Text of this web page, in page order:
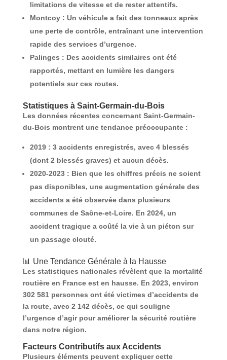
limitations de vitesse et de rester attentifs.
Montcoy: Un véhicule a fait des tonneaux après
une perte de contrôle, entraînant une intervention
rapide des services d’urgence.
Palinges : Des accidents similaires ont été
rapportés, mettant en lumière les dangers
potentiels sur ces routes.
Statistiques à Saint-Germain-du-Bois
Les données récentes concernant Saint-Germain-
du-Bois montrent une tendance préoccupante :
2019: 3 accidents enregistrés, avec 4 blessés
(dont 2 blessés graves) et aucun décès.
2020-2023: Bien que les chiffres précis ne soient
pas disponibles, une augmentation générale des
accidents a été observée dans plusieurs
communes de Saône-et-Loire. En 2024, un
accident tragique a coûté la vie à un piéton sur
un passage clouté.
📊 Une Tendance Générale à la Hausse
Les statistiques nationales révèlent que la mortalité
routière en France est en hausse. En 2023, environ
302 581 personnes ont été victimes d’accidents de
la route, avec 2 142 décès, ce qui souligne
l’urgence d’agir pour améliorer la sécurité routière
dans notre région.
Facteurs Contributifs aux Accidents
Plusieurs éléments peuvent expliquer cette